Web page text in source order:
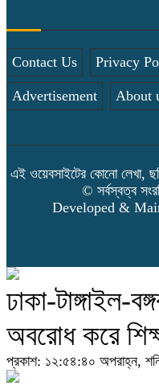
Contact Us Privacy
Advertisement About
এই ওয়েবসাইটের কোনো লেখা,
© সর্বস্বত্ব
Developed &
ঢাকা-টাঙ্গাইল-
অবরোধ করে
প্রকাশ: ১২:৫৪:৪০ অপরাহ্ন,